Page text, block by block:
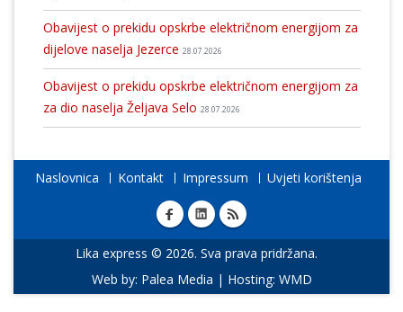
Obavijest o prekidu opskrbe električnom energijom za
dijelove naselja Jezerce 28.07.2026
Obavijest o prekidu opskrbe električnom energijom za
za dio naselja Željava Selo 28.07.2026
Naslovnica Kontakt Impressum Uvjeti korištenja
Lika express © 2026. Sva prava pridržana.
Web by: Palea Media | Hosting: WMD